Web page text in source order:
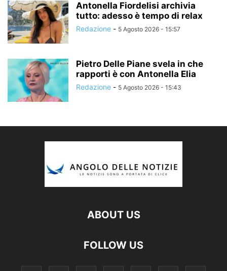
Antonella Fiordelisi archivia
tutto: adesso è tempo di relax
Redazione - 5 Agosto 2026 - 15:57
Pietro Delle Piane svela in che
rapporti è con Antonella Elia
Redazione - 5 Agosto 2026 - 15:43
ABOUT US
FOLLOW US